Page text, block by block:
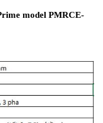
model PMRCE-